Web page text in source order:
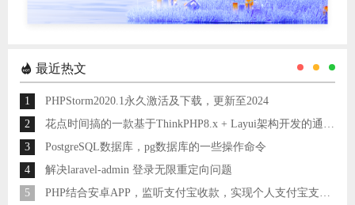
最近热文
1
PHPStorm2020.1永久激活及下载，更新至2024
2
花点时间搞的一款基于ThinkPHP8.x + Layui架构开发的通用后台管理系统
3
PostgreSQL数据库，pg数据库的一些操作命令
4
解决laravel-admin 登录无限重定向问题
5
PHP结合安卓APP，监听支付宝收款，实现个人支付宝支付接口